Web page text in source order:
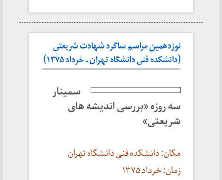
نوزدهمین مراسم ساگرد شهادت شریعتی
(دانشکده فنی دانشگاه تهران ـ خرداد ۱۳۷۵)
سمینار
سه روزه «بررسی اندیشه های
شریعتی»
مکان: دانشکده فنی دانشگاه تهران
زمان: خرداد ۱۳۷۵